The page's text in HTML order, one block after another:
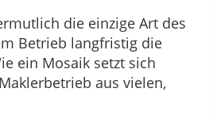
die einzige Art des
Betrieb langfristig die
ein Mosaik setzt sich
aus vielen,